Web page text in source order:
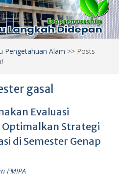
Pengetahuan Alam >> Posts
gasal
Evaluasi
Optimalkan Strategi
di Semester Genap
FMIPA